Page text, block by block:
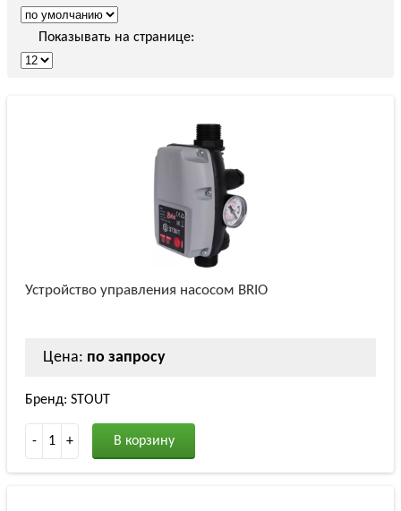
Показывать на странице:
Устройство управления насосом BRIO
Цена: по запросу
Бренд: STOUT
- 1 + В корзину